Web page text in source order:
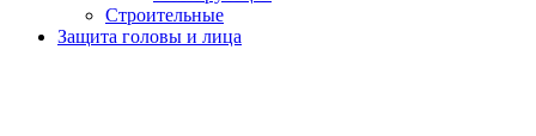
Строительные
Защита головы и лица